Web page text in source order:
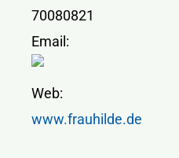
70080821
Email:
Web:
www.frauhilde.de